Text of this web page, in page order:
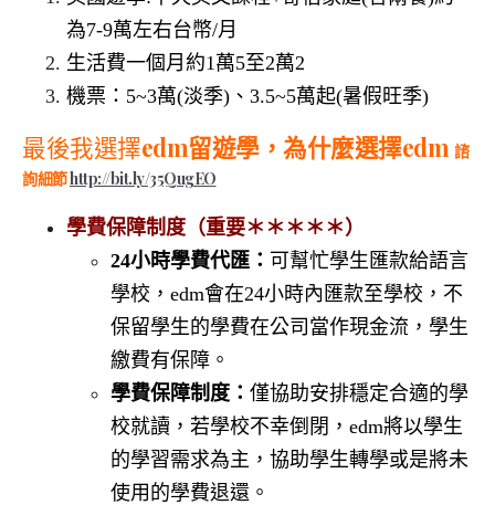
為7-9萬左右台幣/月
生活費一個月約1萬5至2萬2
機票：5~3萬(淡季)、3.5~5萬起(暑假旺季)
最後我選擇edm留遊學， 為什麼選擇edm 諮
詢細節http://bit.ly/35QugEO
學費保障制度（重要＊＊＊＊＊）
24小時學費代匯： 可幫忙學生匯款給語言
學校，edm會在24小時內匯款至學校，不
保留學生的學費在公司當作現金流，學生
繳費有保障。
學費保障制度： 僅協助安排穩定合適的學
校就讀，若學校不幸倒閉，edm將以學生
的學習需求為主，協助學生轉學或是將未
使用的學費退還。